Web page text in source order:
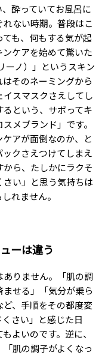
酔っていてお風呂に
ない時期。普段はこ
も、何もする気が起
ケアを始めて驚いた
ーノ）」というスキン
そのネーミングから
スマスクさえしてし
という、サボってキ
メブランド」です。
アが面倒なのか、と
クさえつけてしまえ
ら、たしかにラクそ
い」と思う気持ちは
れません。
ーは違う
りません。「肌の調
せる」「気分が乗ら
、手順をその都度変
さい」と感じた日
よいのです。逆に、
「肌の調子がよくなっ